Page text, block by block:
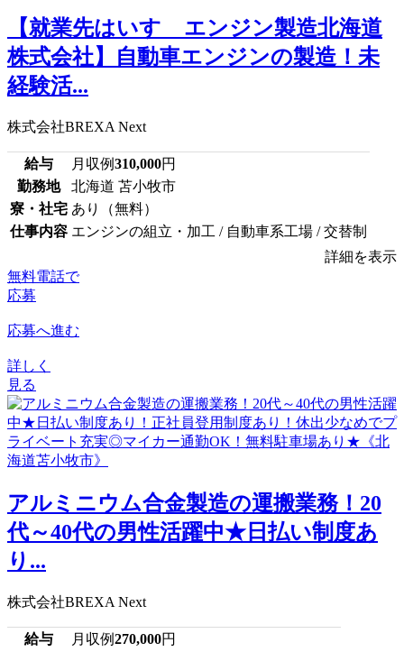
【就業先はいすゞエンジン製造北海道
株式会社】自動車エンジンの製造！未
経験活...
株式会社BREXA Next
給与 月収例310,000円
勤務地
北海道 苫小牧市
寮・社宅 あり（無料）
仕事内容 エンジンの組立・加工 / 自動車系工場 / 交替制
詳細を表示
無料電話で
応募
応募へ進む
詳しく
見る
アルミニウム合金製造の運搬業務！20
代～40代の男性活躍中★日払い制度あ
り...
株式会社BREXA Next
給与 月収例270,000円